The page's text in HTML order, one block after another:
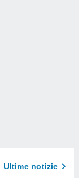
Ultime notizie